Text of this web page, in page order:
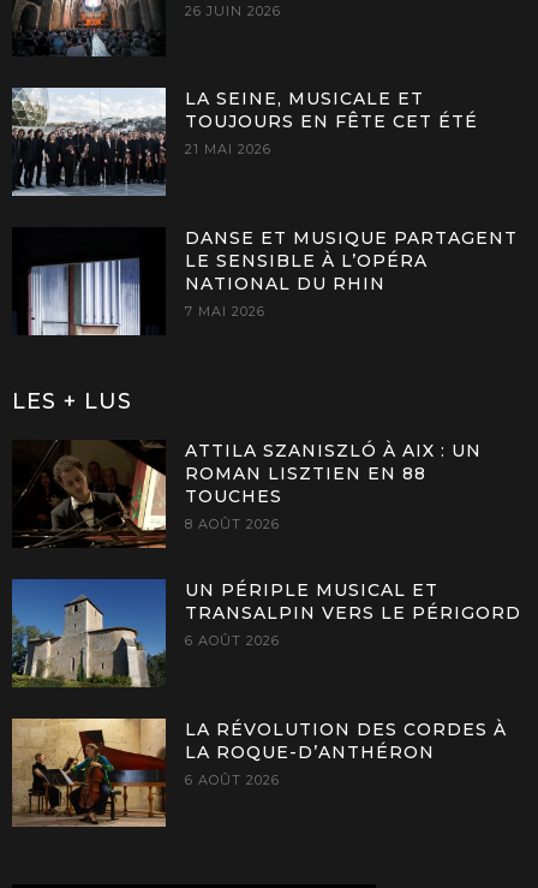
26 JUIN 2026
LA SEINE, MUSICALE ET
TOUJOURS EN FÊTE CET ÉTÉ
21 MAI 2026
DANSE ET MUSIQUE PARTAGENT
LE SENSIBLE À L’OPÉRA
NATIONAL DU RHIN
7 MAI 2026
LES + LUS
ATTILA SZANISZLÓ À AIX : UN
ROMAN LISZTIEN EN 88
TOUCHES
8 AOÛT 2026
UN PÉRIPLE MUSICAL ET
TRANSALPIN VERS LE PÉRIGORD
6 AOÛT 2026
LA RÉVOLUTION DES CORDES À
LA ROQUE-D’ANTHÉRON
6 AOÛT 2026